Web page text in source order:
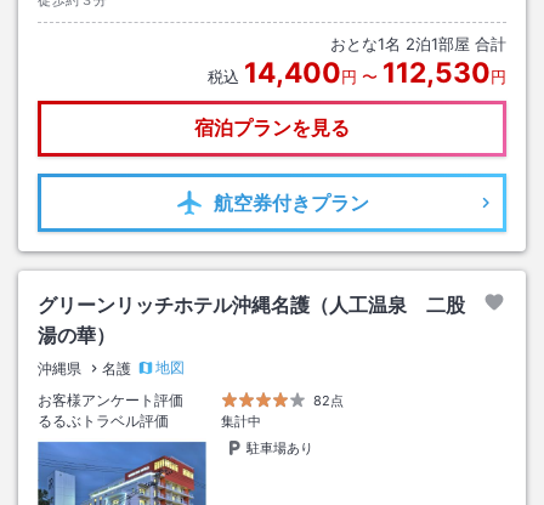
おとな1名 2泊1部屋 合計
税込 14,400円 〜 112,530円
宿泊プランを見る
航空券付きプラン
グリーンリッチホテル沖縄名護（人工温泉 二股
湯の華）
沖縄県 名護
地図
お客様アンケート評価
82点
るるぶトラベル評価
集計中
駐車場あり